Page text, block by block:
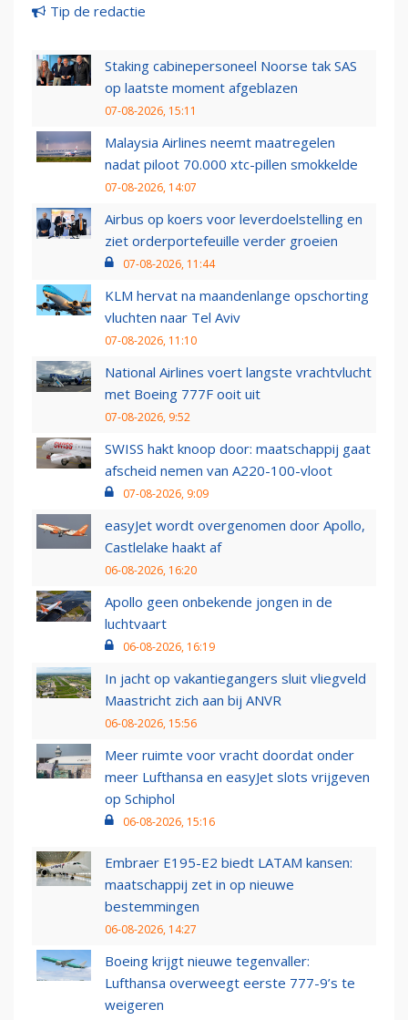
Tip de redactie
Staking cabinepersoneel Noorse tak SAS
op laatste moment afgeblazen
07-08-2026, 15:11
Malaysia Airlines neemt maatregelen
nadat piloot 70.000 xtc-pillen smokkelde
07-08-2026, 14:07
Airbus op koers voor leverdoelstelling en
ziet orderportefeuille verder groeien
07-08-2026, 11:44
KLM hervat na maandenlange opschorting
vluchten naar Tel Aviv
07-08-2026, 11:10
National Airlines voert langste vrachtvlucht
met Boeing 777F ooit uit
07-08-2026, 9:52
SWISS hakt knoop door: maatschappij gaat
afscheid nemen van A220-100-vloot
07-08-2026, 9:09
easyJet wordt overgenomen door Apollo,
Castlelake haakt af
06-08-2026, 16:20
Apollo geen onbekende jongen in de
luchtvaart
06-08-2026, 16:19
In jacht op vakantiegangers sluit vliegveld
Maastricht zich aan bij ANVR
06-08-2026, 15:56
Meer ruimte voor vracht doordat onder
meer Lufthansa en easyJet slots vrijgeven
op Schiphol
06-08-2026, 15:16
Embraer E195-E2 biedt LATAM kansen:
maatschappij zet in op nieuwe
bestemmingen
06-08-2026, 14:27
Boeing krijgt nieuwe tegenvaller:
Lufthansa overweegt eerste 777-9’s te
weigeren